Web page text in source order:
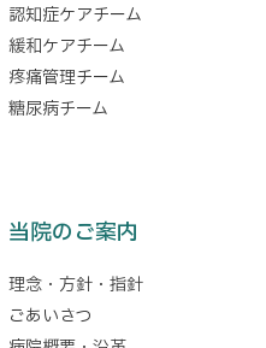
認知症ケアチーム
緩和ケアチーム
疼痛管理チーム
糖尿病チーム
当院のご案内
理念・方針・指針
ごあいさつ